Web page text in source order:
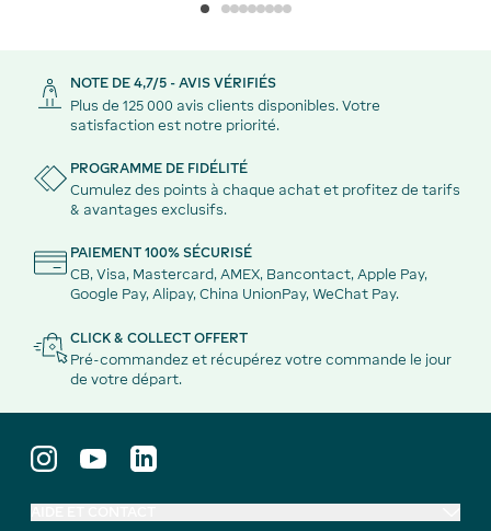
NOTE DE 4,7/5 - AVIS VÉRIFIÉS
Plus de 125 000 avis clients disponibles. Votre
satisfaction est notre priorité.
PROGRAMME DE FIDÉLITÉ
Cumulez des points à chaque achat et profitez de tarifs
& avantages exclusifs.
PAIEMENT 100% SÉCURISÉ
CB, Visa, Mastercard, AMEX, Bancontact, Apple Pay,
Google Pay, Alipay, China UnionPay, WeChat Pay.
CLICK & COLLECT OFFERT
Pré-commandez et récupérez votre commande le jour
de votre départ.